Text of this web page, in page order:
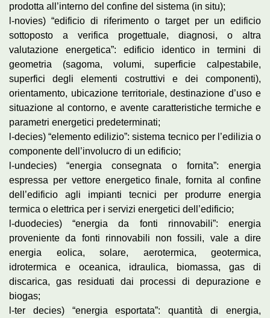
prodotta all’interno del confine del sistema (in situ);
l-novies) “edificio di riferimento o target per un edificio
sottoposto a verifica progettuale, diagnosi, o altra
valutazione energetica”: edificio identico in termini di
geometria (sagoma, volumi, superficie calpestabile,
superfici degli elementi costruttivi e dei componenti),
orientamento, ubicazione territoriale, destinazione d’uso e
situazione al contorno, e avente caratteristiche termiche e
parametri energetici predeterminati;
l-decies) “elemento edilizio”: sistema tecnico per l’edilizia o
componente dell’involucro di un edificio;
l-undecies) “energia consegnata o fornita”: energia
espressa per vettore energetico finale, fornita al confine
dell’edificio agli impianti tecnici per produrre energia
termica o elettrica per i servizi energetici dell’edificio;
l-duodecies) “energia da fonti rinnovabili”: energia
proveniente da fonti rinnovabili non fossili, vale a dire
energia eolica, solare, aerotermica, geotermica,
idrotermica e oceanica, idraulica, biomassa, gas di
discarica, gas residuati dai processi di depurazione e
biogas;
l-ter decies) “energia esportata”: quantità di energia,